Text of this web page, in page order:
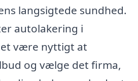
langsigtede sundhed.
autolakering i
være nyttigt at
og vælge det firma,